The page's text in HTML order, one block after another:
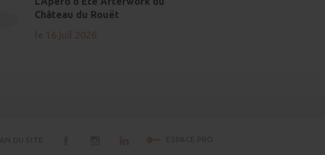
Château du Rouët